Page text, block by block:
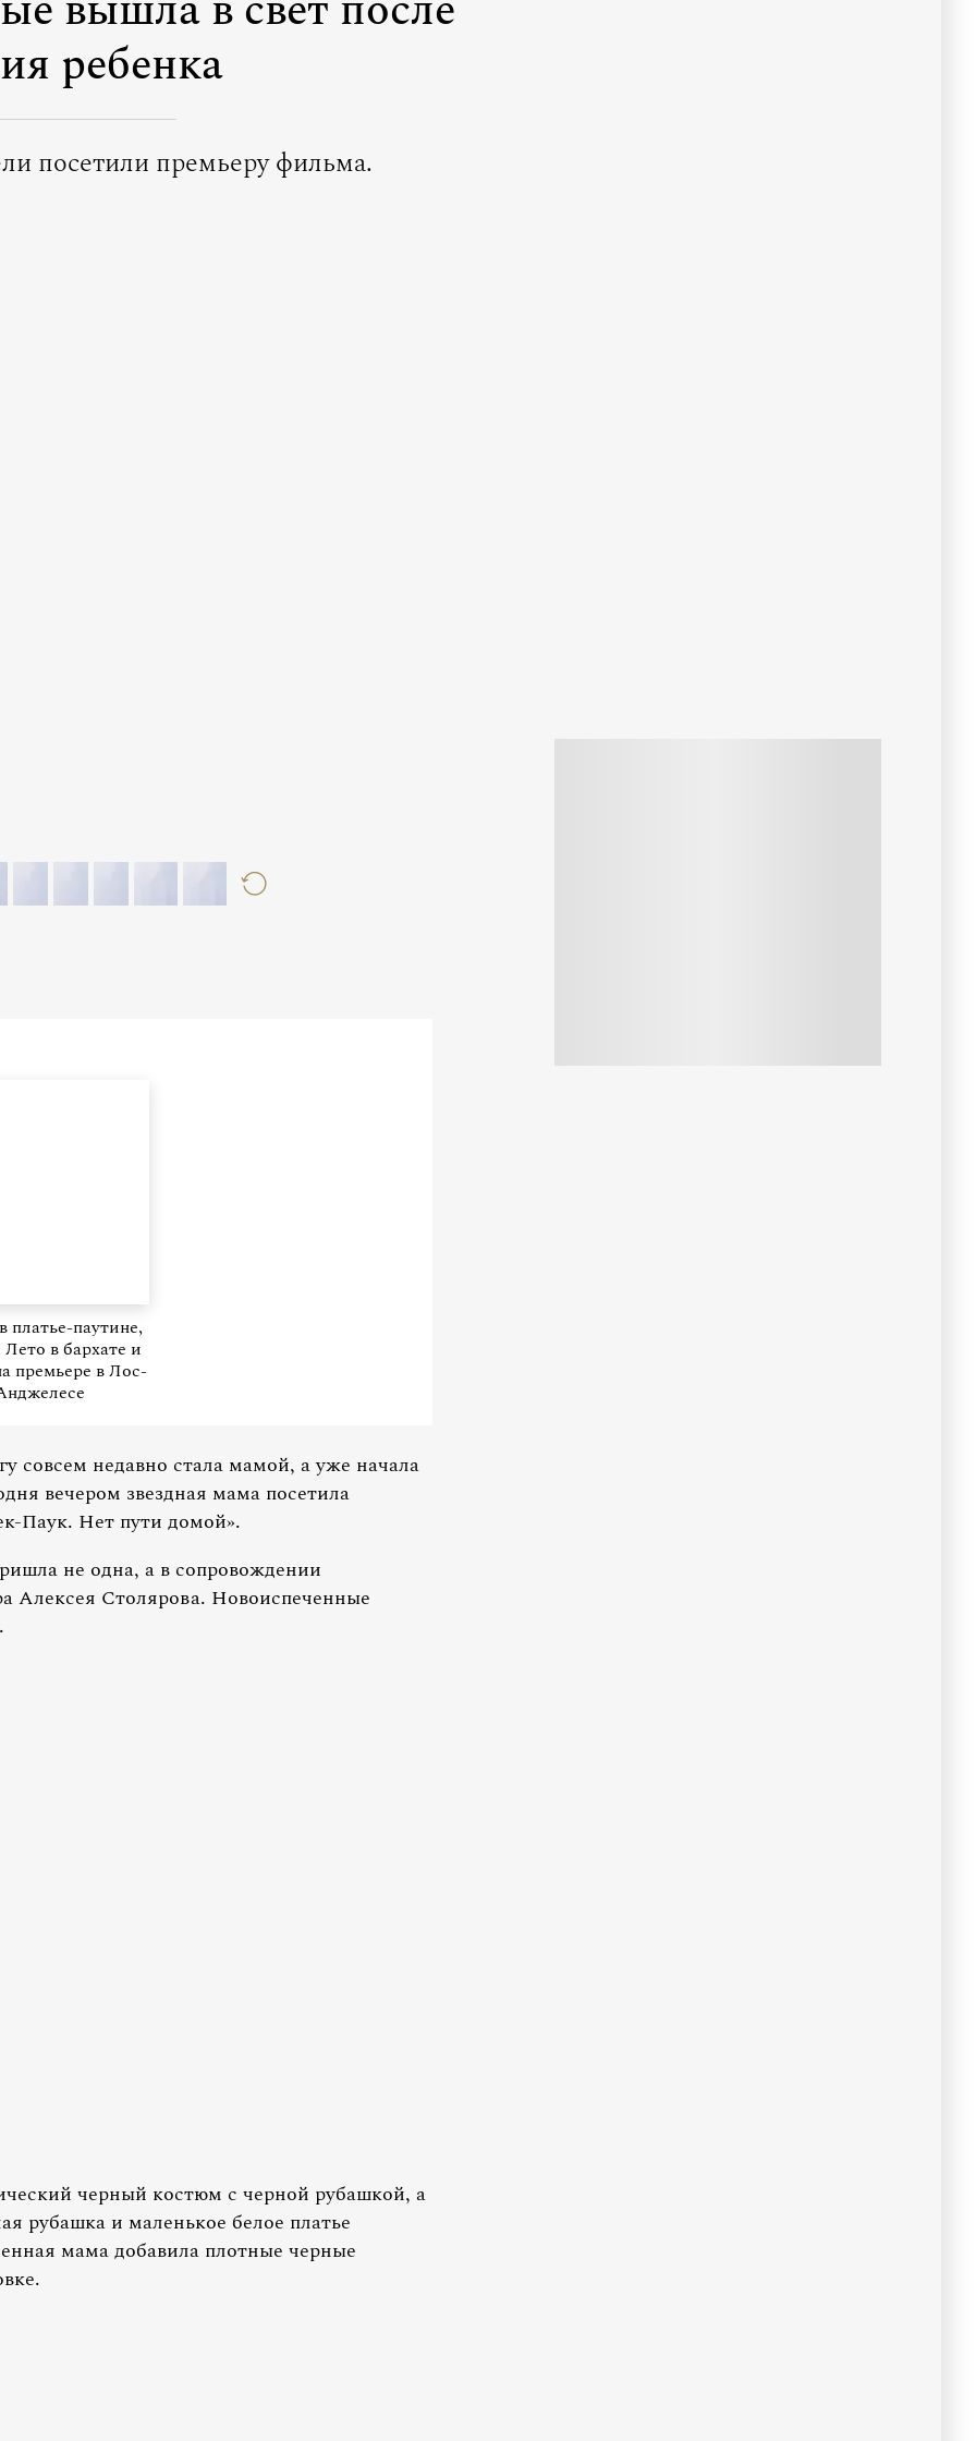
ребенка
посетили премьеру фильма.
платье-паутине,
в бархате и
премьере в Лос-
недавно стала мамой, а уже начала
вечером звездная мама посетила
Паук. Нет пути домой».
не одна, а в сопровождении
Алексея Столярова. Новоиспеченные
черный костюм с черной рубашкой, а
рубашка и маленькое белое платье
мама добавила плотные черные